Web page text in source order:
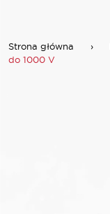
Strona główna ›
do 1000 V